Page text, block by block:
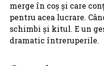
merge în coș și care
pentru acea lucrare.
schimbi și kitul. E un
dramatic întreruperile.